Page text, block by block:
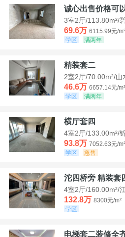
诚心出售价格可
3室2厅/113.80m²/
69.6万 6115.99元/m²
学区
满两年
精装套二
2室2厅/70.00m²/山
46.6万 6657.14元/m²
学区
满两年
横厅套四
4室2厅/133.00m²/
93.8万 7052.63元/m²
学区
急售
沱四桥旁 精装套
4室2厅/160.00m²/
132.8万 8300元/m²
学区
电梯套二装修全